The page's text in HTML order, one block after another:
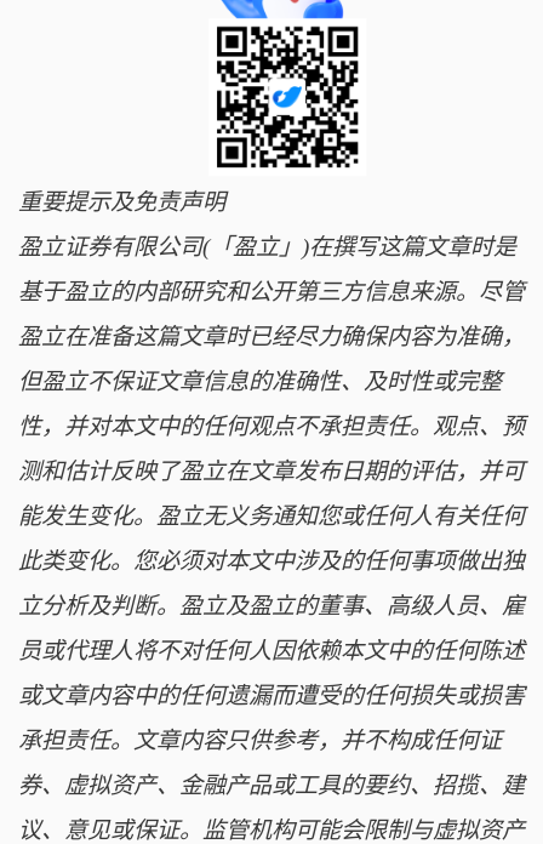
重要提示及免责声明
盈立证券有限公司(「盈立」)在撰写这篇文章时是
基于盈立的内部研究和公开第三方信息来源。尽管
盈立在准备这篇文章时已经尽力确保内容为准确，
但盈立不保证文章信息的准确性、及时性或完整
性，并对本文中的任何观点不承担责任。观点、预
测和估计反映了盈立在文章发布日期的评估，并可
能发生变化。盈立无义务通知您或任何人有关任何
此类变化。您必须对本文中涉及的任何事项做出独
立分析及判断。盈立及盈立的董事、高级人员、雇
员或代理人将不对任何人因依赖本文中的任何陈述
或文章内容中的任何遗漏而遭受的任何损失或损害
承担责任。文章内容只供参考，并不构成任何证
券、虚拟资产、金融产品或工具的要约、招揽、建
议、意见或保证。监管机构可能会限制与虚拟资产